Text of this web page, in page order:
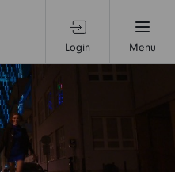
Login Menu